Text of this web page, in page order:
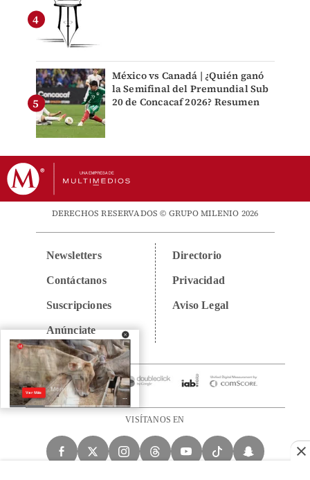
México vs Canadá | ¿Quién ganó
la Semifinal del Premundial Sub
20 de Concacaf 2026? Resumen
DERECHOS RESERVADOS © GRUPO MILENIO 2026
Newsletters
Contáctanos
Suscripciones
Anúnciate
Directorio
Privacidad
Aviso Legal
VISÍTANOS EN